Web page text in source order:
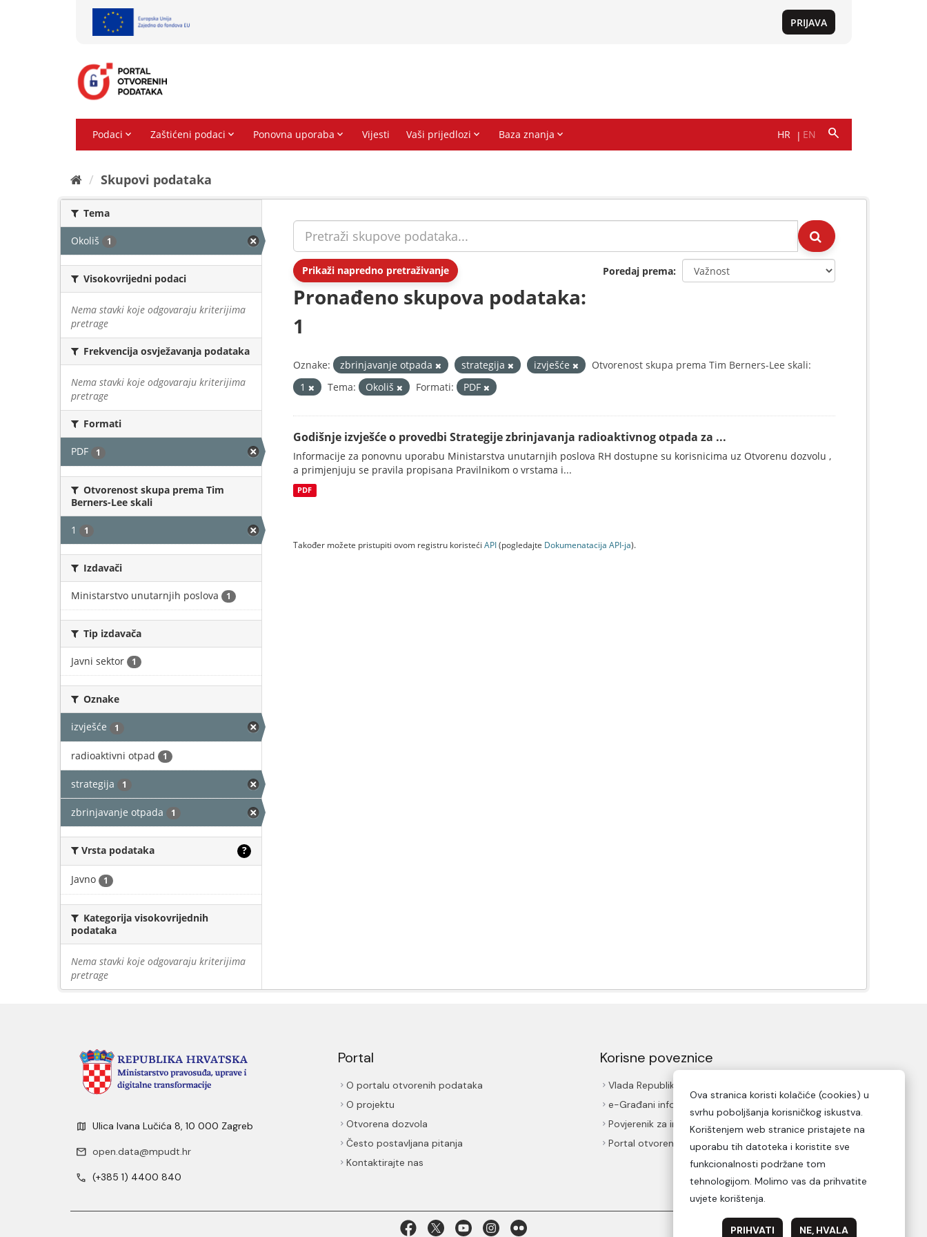
Skupovi podаtаkа
Tema
Okoliš 1
Visokovrijedni podaci
Nema stavki koje odgovaraju kriterijima
pretrage
Frekvencija osvježavanja podataka
Nema stavki koje odgovaraju kriterijima
pretrage
Formati
PDF 1
Otvorenost skupa prema Tim
Berners-Lee skali
1 1
Izdavači
Ministarstvo unutarnjih poslova 1
Tip izdavača
Javni sektor 1
Oznake
izvješće 1
radioaktivni otpad 1
strategija 1
zbrinjavanje otpada 1
Vrsta podataka ?
Javno 1
Kategorija visokovrijednih
podataka
Nema stavki koje odgovaraju kriterijima
pretrage
Prikaži napredno pretraživanje Poredaj prema
Pronađeno skupova podataka:
1
Oznake: zbrinjavanje otpada strategija izvješće
Otvorenost skupa prema Tim Berners-Lee skali:
1
Tema: Okoliš Formati: PDF
Godišnje izvješće o provedbi Strategije zbrinjavanja radioaktivnog otpada za ...
Informacije za ponovnu uporabu Ministarstva unutarnjih poslova RH dostupne su korisnicima uz Otvorenu dozvolu ,
a primjenjuju se pravila propisana Pravilnikom o vrstama i...
PDF
Također možete pristupiti ovom registru koristeći API(pogledajte Dokumenаtаcijа API-jа).